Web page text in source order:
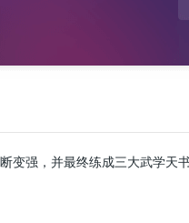
变强，并最终练成三大武学天